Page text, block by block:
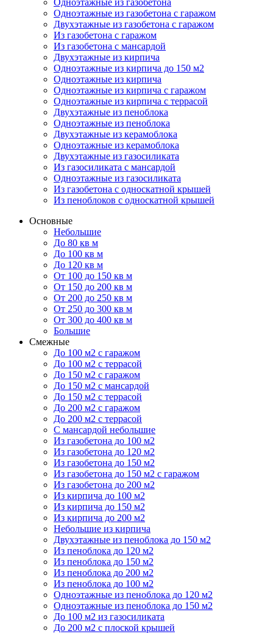
Одноэтажные из газобетона
Одноэтажные из газобетона с гаражом
Двухэтажные из газобетона с гаражом
Из газобетона с гаражом
Из газобетона с мансардой
Двухэтажные из кирпича
Одноэтажные из кирпича до 150 м2
Одноэтажные из кирпича
Одноэтажные из кирпича с гаражом
Одноэтажные из кирпича с террасой
Двухэтажные из пеноблока
Одноэтажные из пеноблока
Двухэтажные из керамоблока
Одноэтажные из керамоблока
Двухэтажные из газосиликата
Из газосиликата с мансардой
Одноэтажные из газосиликата
Из газобетона с односкатной крышей
Из пеноблоков с односкатной крышей
Основные
Небольшие
До 80 кв м
До 100 кв м
До 120 кв м
От 100 до 150 кв м
От 150 до 200 кв м
От 200 до 250 кв м
От 250 до 300 кв м
От 300 до 400 кв м
Большие
Смежные
До 100 м2 с гаражом
До 100 м2 с террасой
До 150 м2 с гаражом
До 150 м2 с мансардой
До 150 м2 с террасой
До 200 м2 с гаражом
До 200 м2 с террасой
С мансардой небольшие
Из газобетона до 100 м2
Из газобетона до 120 м2
Из газобетона до 150 м2
Из газобетона до 150 м2 с гаражом
Из газобетона до 200 м2
Из кирпича до 100 м2
Из кирпича до 150 м2
Из кирпича до 200 м2
Небольшие из кирпича
Двухэтажные из пеноблока до 150 м2
Из пеноблока до 120 м2
Из пеноблока до 150 м2
Из пеноблока до 200 м2
Из пеноблока до 100 м2
Одноэтажные из пеноблока до 120 м2
Одноэтажные из пеноблока до 150 м2
До 100 м2 из газосиликата
До 200 м2 с плоской крышей